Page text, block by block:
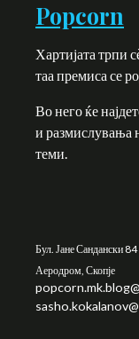
Popcorn
Хартијата трпи
таа премиса се
Во него ќе
и размислувања
теми.
Бул. Јане Сандански 84
Аеродром, Скопје